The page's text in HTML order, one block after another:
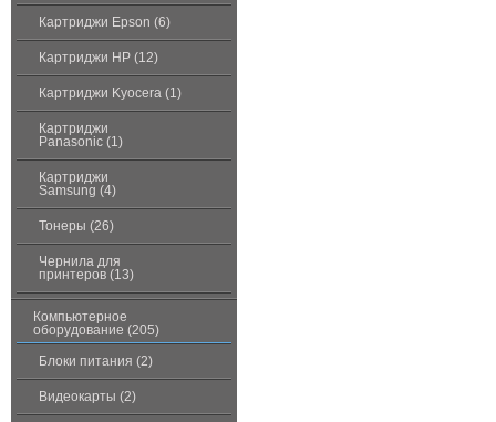
Картриджи Epson (6)
Картриджи HP (12)
Картриджи Kyocera (1)
Картриджи
Panasonic (1)
Картриджи
Samsung (4)
Тонеры (26)
Чернила для
принтеров (13)
Компьютерное
оборудование (205)
Блоки питания (2)
Видеокарты (2)